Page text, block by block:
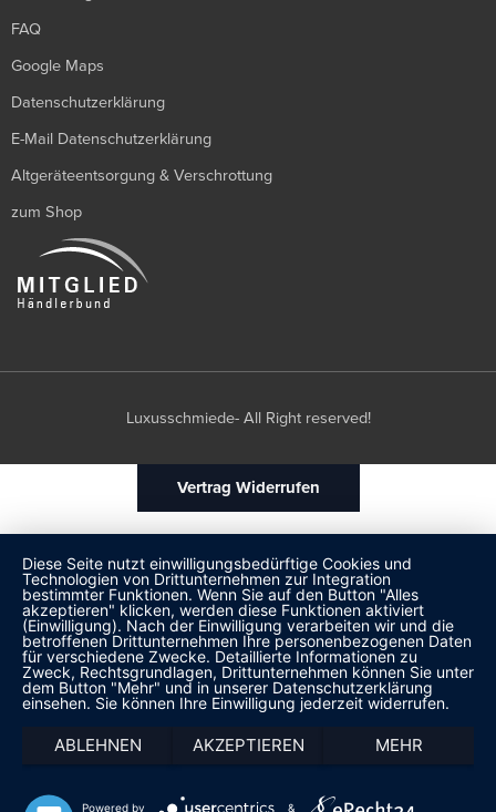
FAQ
Google Maps
Datenschutzerklärung
E-Mail Datenschutzerklärung
Altgeräteentsorgung & Verschrottung
zum Shop
Luxusschmiede- All Right reserved!
Vertrag Widerrufen
Diese Seite nutzt einwilligungsbedürftige Cookies und
Technologien von Drittunternehmen zur Integration
bestimmter Funktionen. Wenn Sie auf den Button "Alles
akzeptieren" klicken, werden diese Funktionen aktiviert
(Einwilligung). Nach der Einwilligung verarbeiten wir und die
betroffenen Drittunternehmen Ihre personenbezogenen Daten
für verschiedene Zwecke. Detaillierte Informationen zu
Zweck, Rechtsgrundlagen, Drittunternehmen können Sie unter
dem Button "Mehr" und in unserer Datenschutzerklärung
einsehen. Sie können Ihre Einwilligung jederzeit widerrufen.
ABLEHNEN AKZEPTIEREN MEHR
Powered by &